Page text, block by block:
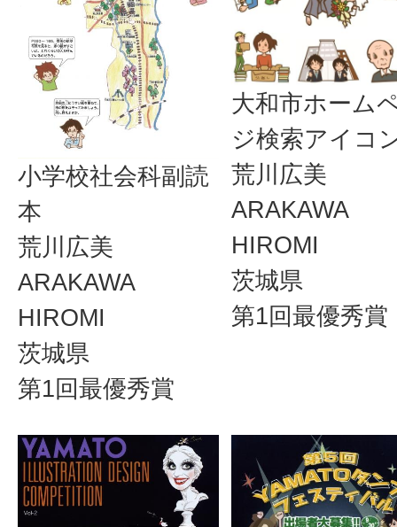
小学校社会科副読
本
荒川広美
ARAKAWA
HIROMI
茨城県
第1回最優秀賞
大和市ホーム
ジ検索アイコ
荒川広美
ARAKAWA
HIROMI
茨城県
第1回最優秀賞